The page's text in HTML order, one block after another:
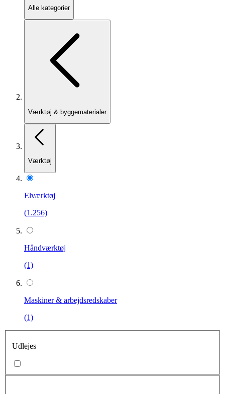
Alle kategorier
Værktøj & byggematerialer
Værktøj
Elværktøj
(1.256)
Håndværktøj
(1)
Maskiner & arbejdsredskaber
(1)
Udlejes